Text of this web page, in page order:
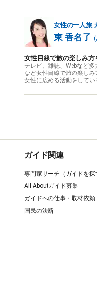
女性の一人旅
東 香名子 (
女性目線で旅の楽しみ
テレビ、雑誌、Webなど
など女性目線で旅の楽し
女性に広める活動をしてい
ガイド関連
専門家サーチ（ガイドを探
All Aboutガイド募集
ガイドへの仕事・取材依頼
国民の決断